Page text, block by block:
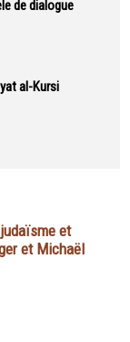
de dialogue
al-Kursi
et
et Michaël